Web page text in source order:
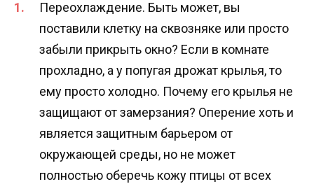
Переохлаждение. Быть может, вы
поставили клетку на сквозняке или просто
забыли прикрыть окно? Если в комнате
прохладно, а у попугая дрожат крылья, то
ему просто холодно. Почему его крылья не
защищают от замерзания? Оперение хоть и
является защитным барьером от
окружающей среды, но не может
полностью оберечь кожу птицы от всех